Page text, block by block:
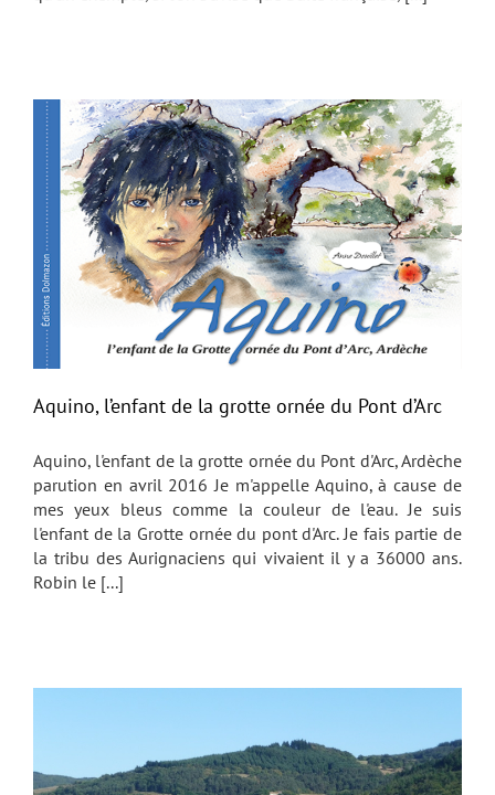
Aquino, l’enfant de la grotte ornée du Pont d’Arc
Aquino, l'enfant de la grotte ornée du Pont d'Arc, Ardèche
parution en avril 2016 Je m'appelle Aquino, à cause de
mes yeux bleus comme la couleur de l'eau. Je suis
l'enfant de la Grotte ornée du pont d'Arc. Je fais partie de
la tribu des Aurignaciens qui vivaient il y a 36000 ans.
Robin le [...]